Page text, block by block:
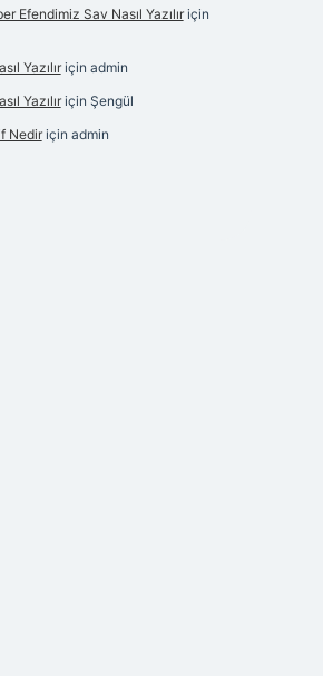
Efendimiz Sav Nasıl Yazılıriçin
Yazılıriçin admin
Yazılıriçin Şengül
Nediriçin admin